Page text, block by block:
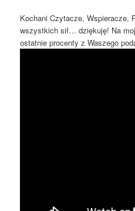
Kochani Czytacze, Wspieracze,
wszystkich sił… dziękuję! Na
ostatnie procenty z Waszego